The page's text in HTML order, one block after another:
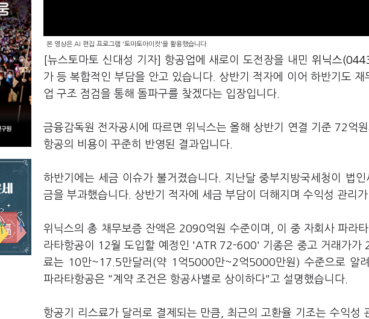
본 영상은 AI 편집 프로그램 '토마토아이컷'을 활용했습니다.
[뉴스토마토 신대성 기자] 항공업에 새로이 도전장을 내민 위닉스
가 등 복합적인 부담을 안고 있습니다. 상반기 적자에 이어 하반기도
업 구조 점검을 통해 돌파구를 찾겠다는 입장입니다.
금융감독원 전자공시에 따르면 위닉스는 올해 상반기 연결 기준 72억
항공의 비용이 꾸준히 반영된 결과입니다.
하반기에는 세금 이슈가 불거졌습니다. 지난달 중부지방국세청이 법
금을 부과했습니다. 상반기 적자에 세금 부담이 더해지며 수익성 관리
위닉스의 총 채무보증 잔액은 2090억원 수준이며, 이 중 자회사 파라
라타항공이 12월 도입할 예정인 'ATR 72-600' 기종은 중고 거래가가
료는 10만~17.5만달러(약 1억5000만~2억5000만원) 수준으로 알
파라타항공은 "계약 조건은 항공사별로 상이하다"고 설명했습니다.
항공기 리스료가 달러로 결제되는 만큼, 최근의 고환율 기조는 수익성